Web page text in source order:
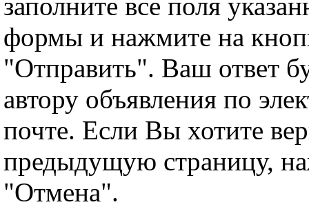
формы и нажмите на
"Отправить". Ваш ответ
автору объявления по
почте. Если Вы хотите
предыдущую страницу,
"Отмена".